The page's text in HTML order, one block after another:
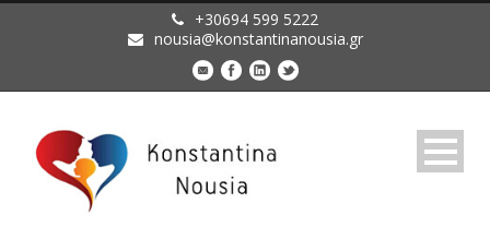
+30694 599 5222
nousia@konstantinanousia.gr